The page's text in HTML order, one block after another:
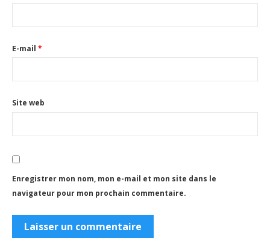
E-mail *
Site web
Enregistrer mon nom, mon e-mail et mon site dans le
navigateur pour mon prochain commentaire.